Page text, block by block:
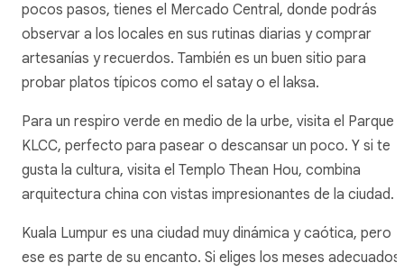
pocos pasos, tienes el Mercado Central, donde podrás
observar a los locales en sus rutinas diarias y comprar
artesanías y recuerdos. También es un buen sitio para
probar platos típicos como el satay o el laksa.
Para un respiro verde en medio de la urbe, visita el Parque
KLCC, perfecto para pasear o descansar un poco. Y si te
gusta la cultura, visita el Templo Thean Hou, combina
arquitectura china con vistas impresionantes de la ciudad.
Kuala Lumpur es una ciudad muy dinámica y caótica, pero
ese es parte de su encanto. Si eliges los meses adecuados,